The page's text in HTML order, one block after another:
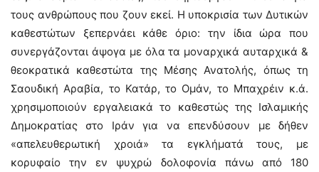
τους ανθρώπους που ζουν εκεί. Η υποκρισία των Δυτικών
καθεστώτων ξεπερνάει κάθε όριο: την ίδια ώρα που
συνεργάζονται άψογα με όλα τα μοναρχικά αυταρχικά &
θεοκρατικά καθεστώτα της Μέσης Ανατολής, όπως τη
Σαουδική Αραβία, το Κατάρ, το Ομάν, το Μπαχρέιν κ.ά.
χρησιμοποιούν εργαλειακά το καθεστώς της Ισλαμικής
Δημοκρατίας στο Ιράν για να επενδύσουν με δήθεν
«απελευθερωτική χροιά» τα εγκλήματά τους, με
κορυφαίο την εν ψυχρώ δολοφονία πάνω από 180